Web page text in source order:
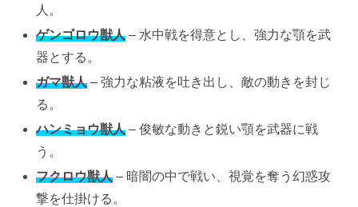
人。
ゲンゴロウ獣人 – 水中戦を得意とし、強力な顎を武
器とする。
ガマ獣人 – 強力な粘液を吐き出し、敵の動きを封じ
る。
ハンミョウ獣人 – 俊敏な動きと鋭い顎を武器に戦
う。
フクロウ獣人 – 暗闇の中で戦い、視覚を奪う幻惑攻
撃を仕掛ける。